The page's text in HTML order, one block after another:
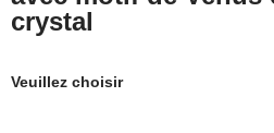
crystal
Veuillez choisir